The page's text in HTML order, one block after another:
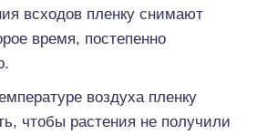
всходов пленку снимают
время, постепенно
воздуха пленку
чтобы растения не получили